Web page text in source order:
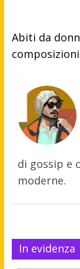
Abiti da
di gossip e
moderne.
In evidenza